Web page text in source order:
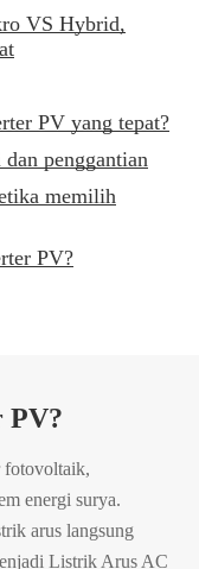
VS Hybrid,
PV yang tepat?
penggantian
memilih
PV?
PV?
fotovoltaik,
energi surya.
arus langsung
Listrik Arus AC